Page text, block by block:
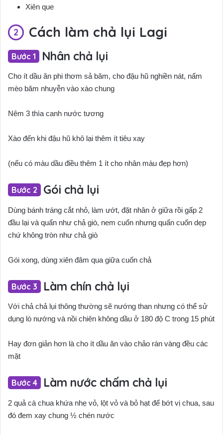
Xiên que
Cách làm chả lụi Lagi
Nhân chả lụi
Cho ít dầu ăn phi thơm sả băm, cho đậu hũ nghiền nát, nấm
mèo băm nhuyễn vào xào chung
Nêm 3 thìa canh nước tương
Xào đến khi đậu hũ khô lại thêm ít tiêu xay
(nếu có màu dầu điều thêm 1 ít cho nhân màu đẹp hơn)
Gói chả lụi
Dùng bánh tráng cắt nhỏ, làm ướt, đặt nhân ở giữa rồi gấp 2
đầu lại và quấn như chả giò, nem cuốn nhưng quấn cuốn dẹp
chứ không tròn như chả giò
Gói xong, dùng xiên đâm qua giữa cuốn chả
Làm chín chả lụi
Với chả chả lụi thông thường sẽ nướng than nhưng có thể sử
dụng lò nướng và nồi chiên không dầu ở 180 độ C trong 15 phút
Hay đơn giản hơn là cho ít dầu ăn vào chảo rán vàng đều các
mặt
Làm nước chấm chả lụi
2 quả cà chua khứa nhẹ vỏ, lột vỏ và bỏ hạt để bớt vị chua, sau
đó đem xay chung ½ chén nước